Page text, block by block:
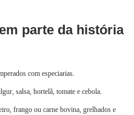
parte da história
com especiarias.
salsa, hortelã, tomate e cebola.
frango ou carne bovina, grelhados e